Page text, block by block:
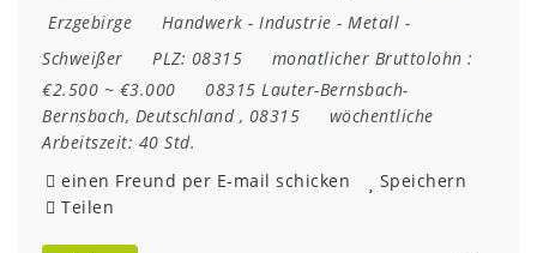
Erzgebirge
Handwerk - Industrie - Metall -
Schweißer
PLZ: 08315
monatlicher Bruttolohn :
€2.500 ~ €3.000
08315 Lauter-Bernsbach-
Bernsbach, Deutschland, 08315
wöchentliche
Arbeitszeit: 40 Std.
einen Freund per E-mail schicken
Speichern
Teilen